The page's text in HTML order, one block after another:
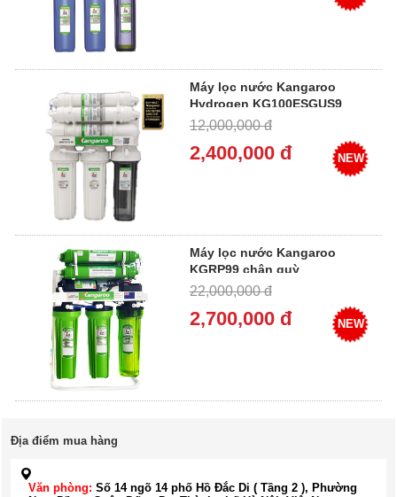
Máy lọc nước Kangaroo
Hydrogen KG100ESGUS9
12,000,000 đ
2,400,000 đ NEW
Máy lọc nước Kangaroo
KGRP99 chân quỳ
22,000,000 đ
2,700,000 đ NEW
Địa điểm mua hàng
Văn phòng: Số 14 ngõ 14 phố Hồ Đắc Di ( Tầng 2 ), Phường